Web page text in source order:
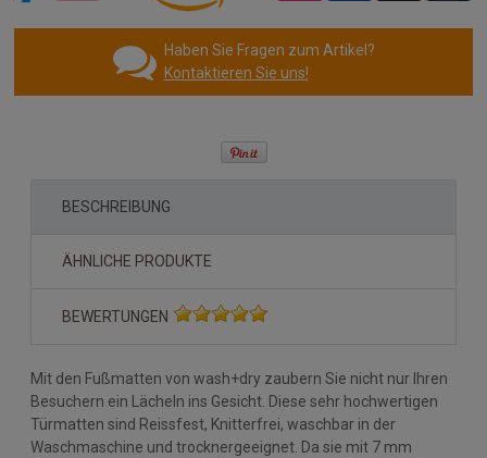
Haben Sie Fragen zum Artikel?
Kontaktieren Sie uns!
BESCHREIBUNG
ÄHNLICHE PRODUKTE
BEWERTUNGEN
Mit den Fußmatten von wash+dry zaubern Sie nicht nur Ihren
Besuchern ein Lächeln ins Gesicht. Diese sehr hochwertigen
Türmatten sind Reissfest, Knitterfrei, waschbar in der
Waschmaschine und trocknergeeignet. Da sie mit 7 mm